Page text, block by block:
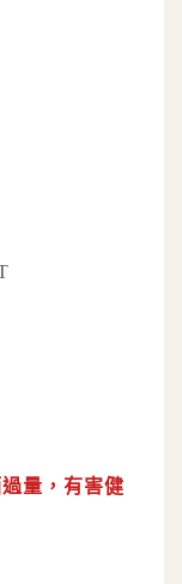
量，有害健